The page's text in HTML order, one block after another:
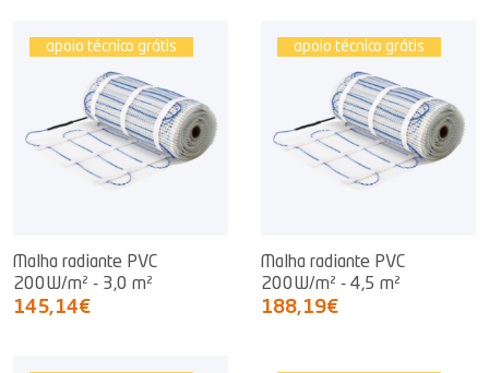
apoio técnico grátis
Malha radiante PVC
200W/m² - 3,0 m²
145,14€
apoio técnico grátis
Malha radiante PVC
200W/m² - 4,5 m²
188,19€